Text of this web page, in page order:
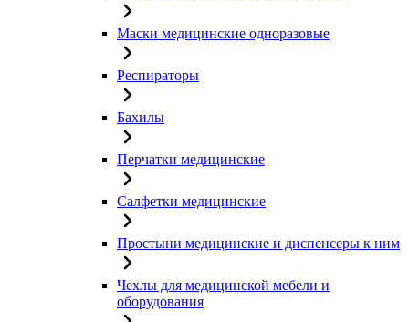
Маски медицинские одноразовые
Респираторы
Бахилы
Перчатки медицинские
Салфетки медицинские
Простыни медицинские и диспенсеры к ним
Чехлы для медицинской мебели и
оборудования